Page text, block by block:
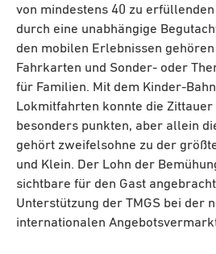
von mindestens 40 zu
durch eine unabhängige
den mobilen Erlebnissen
Fahrkarten und Sonder- oder
für Familien. Mit dem Kinder-
Lokmitfahrten konnte die
besonders punkten, aber allein
gehört zweifelsohne zu der
und Klein. Der Lohn der
sichtbare für den Gast
Unterstützung der TMGS bei der
internationalen